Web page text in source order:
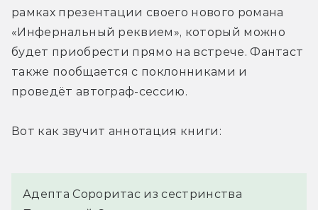
рамках презентации своего нового романа
«Инфернальный реквием», который можно
будет приобрести прямо на встрече. Фантаст
также пообщается с поклонниками и
проведёт автограф-сессию.
Вот как звучит аннотация книги:
Адепта Сороритас из сестринства